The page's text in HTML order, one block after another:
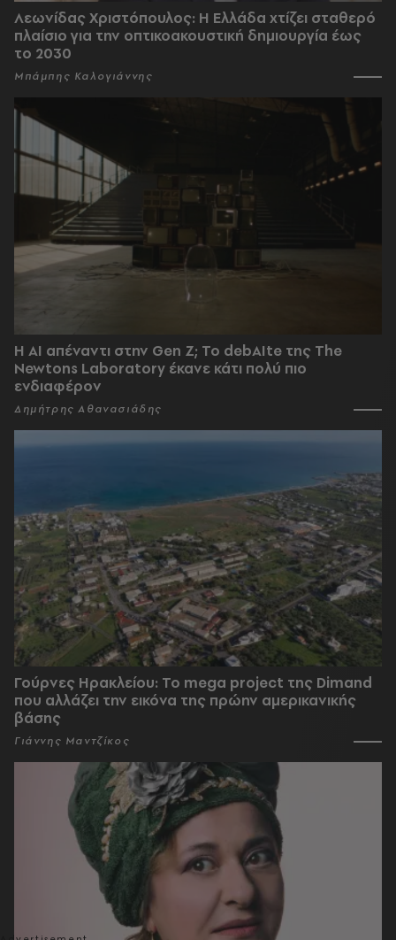
Λεωνίδας Χριστόπουλος: Η Ελλάδα χτίζει σταθερό
πλαίσιο για την οπτικοακουστική δημιουργία έως
το 2030
Μπάμπης Καλογιάννης
Η AI απέναντι στην Gen Z; Το debAIte της The
Newtons Laboratory έκανε κάτι πολύ πιο
ενδιαφέρον
Δημήτρης Αθανασιάδης
Γούρνες Ηρακλείου: To mega project της Dimand
που αλλάζει την εικόνα της πρώην αμερικανικής
βάσης
Γιάννης Μαντζίκος